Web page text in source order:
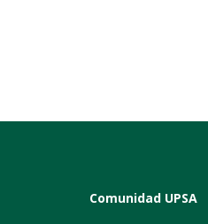
Comunidad UPSA